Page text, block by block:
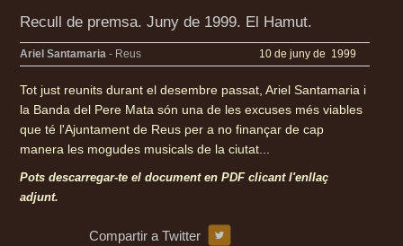
Recull de premsa. Juny de 1999. El Hamut.
Ariel Santamaria - Reus 10 de juny de 1999
Tot just reunits durant el desembre passat, Ariel Santamaria i
la Banda del Pere Mata són una de les excuses més viables
que té l'Ajuntament de Reus per a no finançar de cap
manera les mogudes musicals de la ciutat...
Pots descarregar-te el document en PDF clicant l'enllaç
adjunt.
Compartir a Twitter